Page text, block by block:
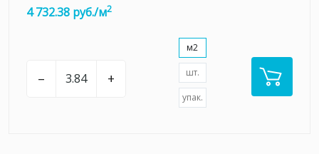
4 732.38 руб./м2
– +
м2
шт.
упак.